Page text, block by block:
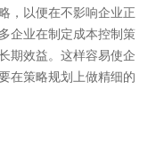
，以便在不影响企业正
企业在制定成本控制策
期效益。这样容易使企
在策略规划上做精细的